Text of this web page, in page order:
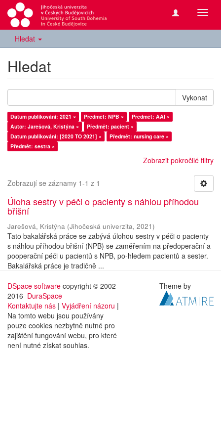
Hledat
Hledat
Vykonat
Datum publikování: 2021 × Předmět: NPB ×
Předmět: AAI ×
Autor: Jarešová, Kristýna ×
Předmět: pacient ×
Datum publikování: [2020 TO 2021] ×
Předmět: nursing care ×
Předmět: sestra ×
Zobrazit pokročilé filtry
Zobrazují se záznamy 1-1 z 1
Úloha sestry v péči o pacienty s náhlou příhodou
břišní
Jarešová, Kristýna (Jihočeská univerzita, 2021)
Tato bakalářská práce se zabývá úlohou sestry v péči o pacienty
s náhlou příhodou břišní (NPB) se zaměřením na předoperační a
pooperační péči u pacientů s NPB, po-hledem pacientů a sester.
Bakalářská práce je tradičně ...
DSpace software copyright © 2002-
2016 DuraSpace
Kontaktujte nás | Vyjádření názoru |
Na tomto webu jsou používány
pouze cookies nezbytně nutné pro
zajištění fungování webu, pro které
není nutné získat souhlas.
Theme by